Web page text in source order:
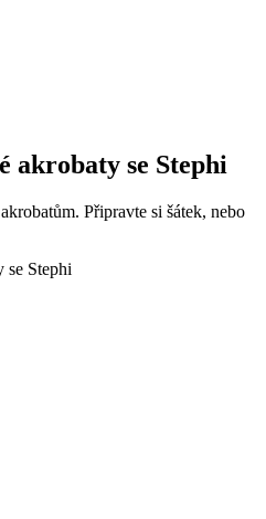
akrobaty se Stephi
Připravte si šátek, nebo